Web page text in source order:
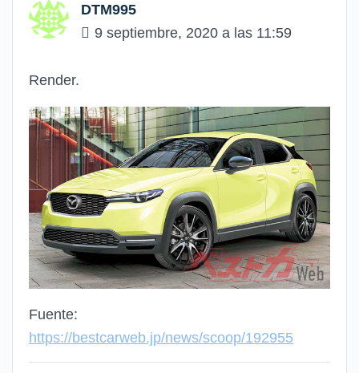
DTM995
9 septiembre, 2020 a las 11:59
Render.
Fuente:
https://bestcarweb.jp/news/scoop/192955